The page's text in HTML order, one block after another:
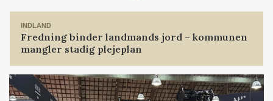
INDLAND
Fredning binder landmands jord – kommunen
mangler stadig plejeplan